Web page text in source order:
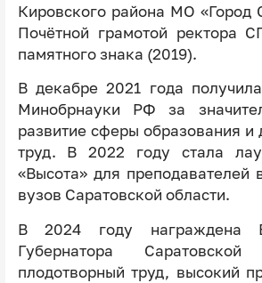
Кировского района МО «Город
Почётной грамотой ректора
памятного знака (2019).
В декабре 2021 года
Минобрнауки РФ за
развитие сферы образования и
труд. В 2022 году стала
«Высота» для преподавателей
вузов Саратовской области.
В 2024 году награждена
Губернатора
плодотворный труд, высокий